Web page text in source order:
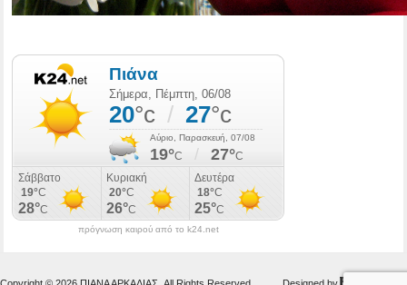
πρόγνωση καιρού από το k24.net
Copyright © 2026 ΠΙΑΝΑ ΑΡΚΑΔΙΑΣ. All Rights Reserved. Designed by